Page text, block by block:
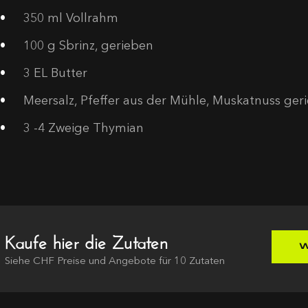
350 ml Vollrahm
100 g Sbrinz, gerieben
3 EL Butter
Meersalz, Pfeffer aus der Mühle, Muskatnuss
3 -4 Zweige Thymian
Kaufe hier die Zutaten
Siehe CHF Preise und Angebote für 10 Zutaten